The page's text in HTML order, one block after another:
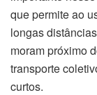
que permite ao
longas
moram próximo
transporte
curtos.